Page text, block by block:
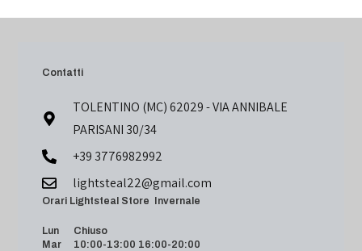
Contatti
TOLENTINO (MC) 62029 - VIA ANNIBALE
PARISANI 30/34
+39 3776982992
lightsteal22@gmail.com
Orari Lightsteal Store Invernale
Lun Chiuso
Mar 10:00-13:00 16:00-20:00